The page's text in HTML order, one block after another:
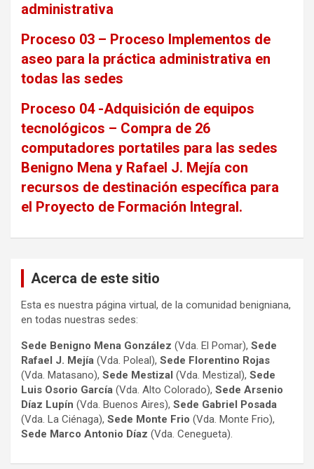
administrativa
Proceso 03 – Proceso Implementos de
aseo para la práctica administrativa en
todas las sedes
Proceso 04 -Adquisición de equipos
tecnológicos – Compra de 26
computadores portatiles para las sedes
Benigno Mena y Rafael J. Mejía con
recursos de destinación específica para
el Proyecto de Formación Integral.
Acerca de este sitio
Esta es nuestra página virtual, de la comunidad benigniana,
en todas nuestras sedes:
Sede Benigno Mena González (Vda. El Pomar), Sede
Rafael J. Mejía (Vda. Poleal), Sede Florentino Rojas
(Vda. Matasano), Sede Mestizal (Vda. Mestizal), Sede
Luis Osorio García (Vda. Alto Colorado), Sede Arsenio
Díaz Lupín (Vda. Buenos Aires), Sede Gabriel Posada
(Vda. La Ciénaga), Sede Monte Frio (Vda. Monte Frio),
Sede Marco Antonio Díaz (Vda. Cenegueta).